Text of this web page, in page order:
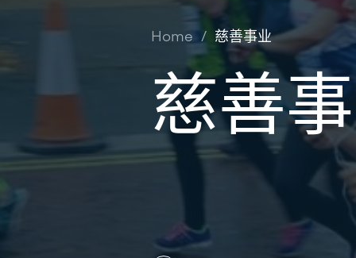
Home / 慈善事业
慈善